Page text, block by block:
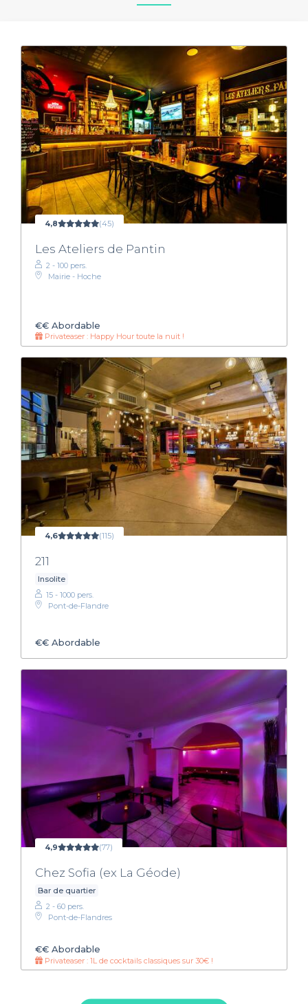
4,8 (45)
Les Ateliers de Pantin
2 - 100 pers.
Mairie - Hoche
€€ Abordable
Privateaser : Happy Hour toute la nuit !
4,6 (115)
211
Insolite
15 - 1000 pers.
Pont-de-Flandre
€€ Abordable
4,9 (77)
Chez Sofia (ex La Géode)
Bar de quartier
2 - 60 pers.
Pont-de-Flandres
€€ Abordable
Privateaser : 1L de cocktails classiques sur 30€ !